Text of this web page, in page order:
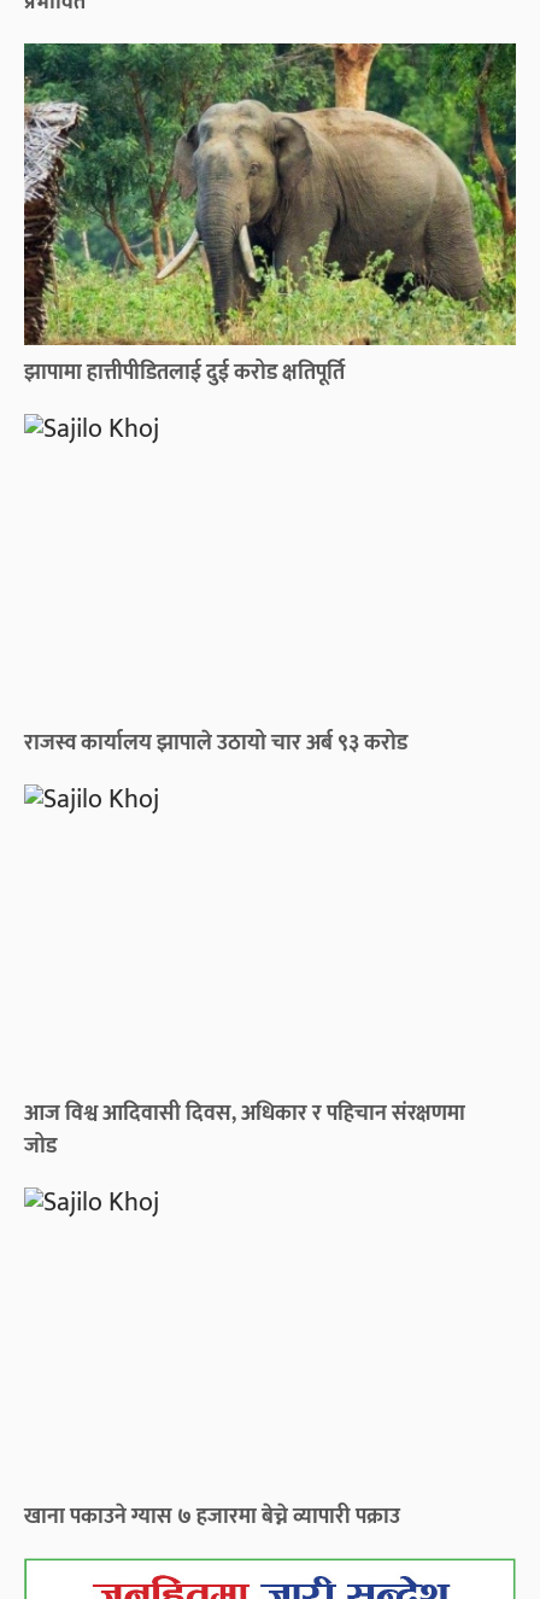
झापामा हात्तीपीडितलाई दुई करोड क्षतिपूर्ति
राजस्व कार्यालय झापाले उठायो चार अर्ब ९३ करोड
आज विश्व आदिवासी दिवस, अधिकार र पहिचान संरक्षणमा
जोड
खाना पकाउने ग्यास ७ हजारमा बेच्ने व्यापारी पक्राउ